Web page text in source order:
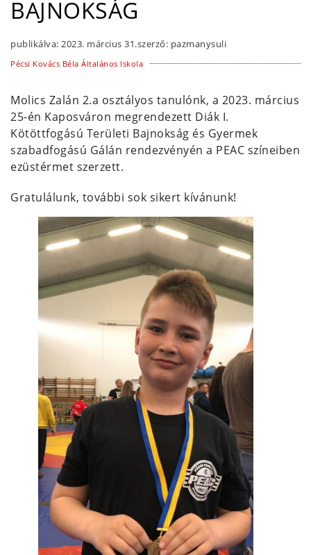
BAJNOKSÁG
publikálva: 2023. március 31.szerző: pazmanysuli
Pécsi Kovács Béla Általános Iskola
Molics Zalán 2.a osztályos tanulónk, a 2023. március
25-én Kaposváron megrendezett Diák I.
Kötöttfogású Területi Bajnokság és Gyermek
szabadfogású Gálán rendezvényén a PEAC színeiben
ezüstérmet szerzett.
Gratulálunk, további sok sikert kívánunk!